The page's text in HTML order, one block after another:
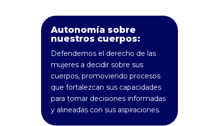
Autonomía sobre
nuestros cuerpos:
Defendemos el derecho de las
mujeres a decidir sobre sus
cuerpos, promoviendo procesos
que fortalezcan sus capacidades
para tomar decisiones informadas
y alineadas con sus aspiraciones.